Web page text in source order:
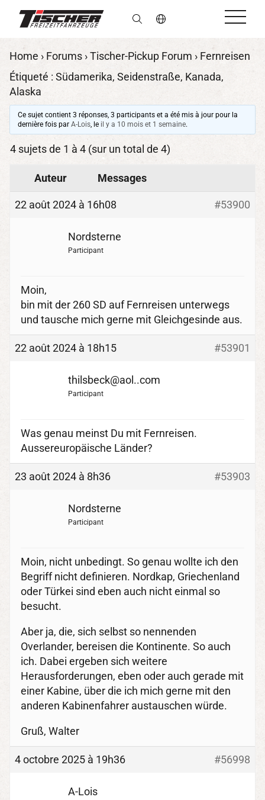
fr
Home › Forums ›Tischer-Pickup Forum › Fernreisen
Étiqueté : Südamerika, Seidenstraße, Kanada,
Alaska
Ce sujet contient 3 réponses, 3 participants et a été mis à jour pour la
dernière fois par A-Lois, le il y a 10 mois et 1 semaine.
4 sujets de 1 à 4 (sur un total de 4)
Auteur Messages
22 août 2024 à 16h08 #53900
Nordsterne
Participant
Moin,
bin mit der 260 SD auf Fernreisen unterwegs
und tausche mich gerne mit Gleichgesinde aus.
22 août 2024 à 18h15 #53901
thilsbeck@aol..com
Participant
Was genau meinst Du mit Fernreisen.
Aussereuropäische Länder?
23 août 2024 à 8h36 #53903
Nordsterne
Participant
Moin, nicht unbedingt. So genau wollte ich den
Begriff nicht definieren. Nordkap, Griechenland
oder Türkei sind eben auch nicht einmal so
besucht.
Aber ja, die, sich selbst so nennenden
Overlander, bereisen die Kontinente. So auch
ich. Dabei ergeben sich weitere
Herausforderungen, eben oder auch gerade mit
einer Kabine, über die ich mich gerne mit den
anderen Kabinenfahrer austauschen würde.
Gruß, Walter
4 octobre 2025 à 19h36 #56998
A-Lois